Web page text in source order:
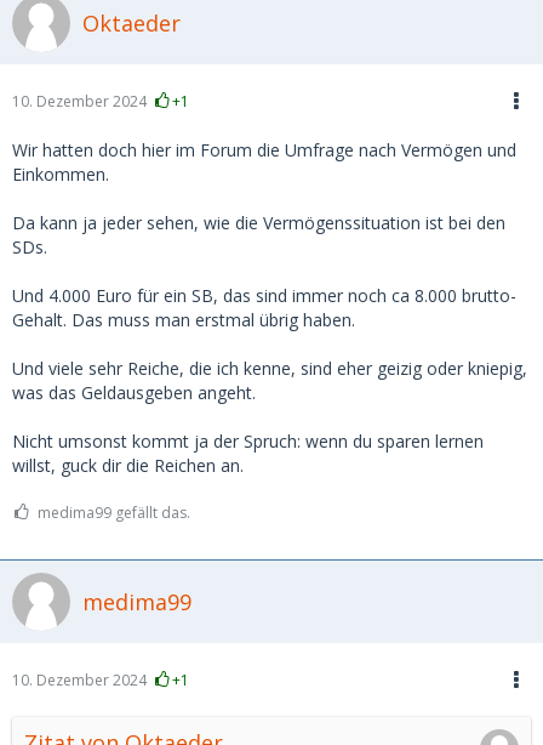
Daher glaube ich schon, dass es genug Kerle gibt, die, wenn
Für mich persönlich ist das nix, zum einen weil 4k für mich
wiederhole, Frauen die so hohe Vorstellungen haben, tun es
i.d.R. nur fürs Geld und dann ist der Sex meist mies. Sprich,
übersteigt, steigt zwar der Preis, aber die "Leistung" steigt
nicht mehr mit.
Oktaeder
10. Dezember 2024 +1
Wir hatten doch hier im Forum die Umfrage nach Vermögen und
Einkommen.
Da kann ja jeder sehen, wie die Vermögenssituation ist bei den
SDs.
Und 4.000 Euro für ein SB, das sind immer noch ca 8.000 brutto-
Gehalt. Das muss man erstmal übrig haben.
Und viele sehr Reiche, die ich kenne, sind eher geizig oder kniepig,
was das Geldausgeben angeht.
Nicht umsonst kommt ja der Spruch: wenn du sparen lernen
willst, guck dir die Reichen an.
medima99 gefällt das.
medima99
10. Dezember 2024 +1